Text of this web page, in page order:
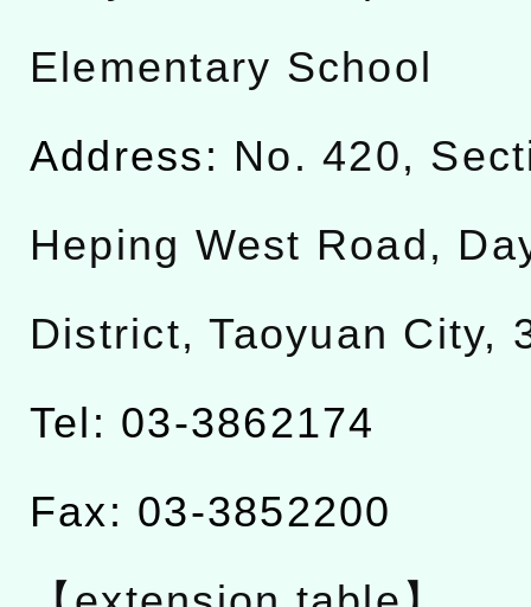
Elementary School
Address: No. 420,
Heping West Road,
District, Taoyuan City,
Tel: 03-3862174
Fax: 03-3852200